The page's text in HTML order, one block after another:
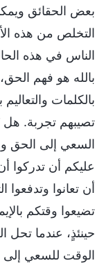
بعض الحقائق
التخلص من هذه
الناس في هذه
بالله هو فهم
بالكلمات
تصيبهم تجربة.
السعي إلى الحق
عليكم أن تدركوا
أن تعانوا
تضيعوا وقتكم
حينئذٍ، عندما تحل
الوقت للسعي إلى